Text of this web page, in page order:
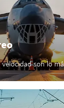
son lo